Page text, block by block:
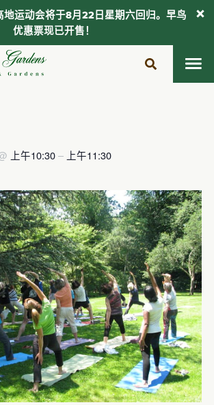
上午10:30– 上午11:30
运动会将于8月22日星期六回归。早鸟
优惠票现已开售！